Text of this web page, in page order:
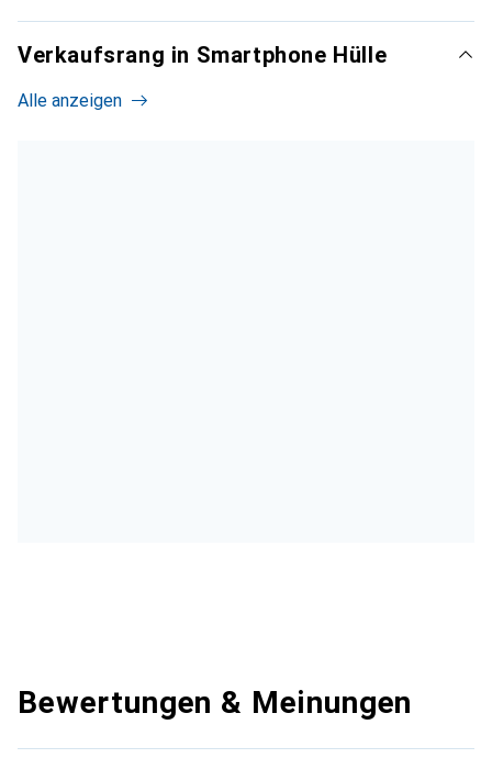
Verkaufsrang in Smartphone Hülle
Alle anzeigen
Bewertungen & Meinungen